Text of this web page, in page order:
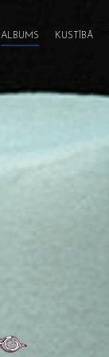
ALBUMS KUSTĪBĀ